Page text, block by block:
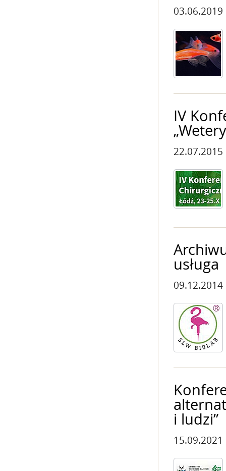
IV
usługa
i ludzi”